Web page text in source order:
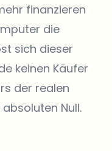
finanzieren
die
sich dieser
keinen Käufer
der realen
Null.